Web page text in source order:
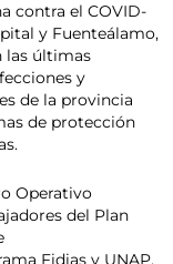
contra el COVID-
y Fuenteálamo,
las últimas
y
de la provincia
de protección
Operativo
del Plan
Fidias y UNAP.